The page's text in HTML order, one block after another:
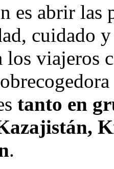
es abrir las
cuidado
los viajeros
tanto en
.